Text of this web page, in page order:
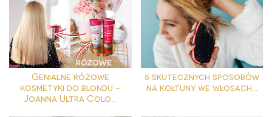
Genialne różowe
kosmetyki do blondu -
Joanna Ultra Colo...
5 skutecznych sposobów
na kołtuny we włosach...